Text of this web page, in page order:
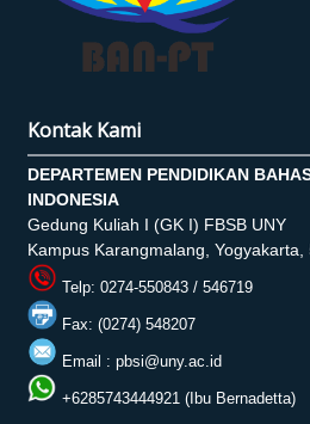
Kontak Kami
DEPARTEMEN PENDIDIKAN
INDONESIA
Gedung Kuliah I (GK I) FBSB UNY
Kampus Karangmalang, Yogyakarta,
Telp: 0274-550843 / 546719
Fax: (0274) 548207
Email :pbsi@uny.ac.id
+6285743444921 (Ibu Bernadetta)